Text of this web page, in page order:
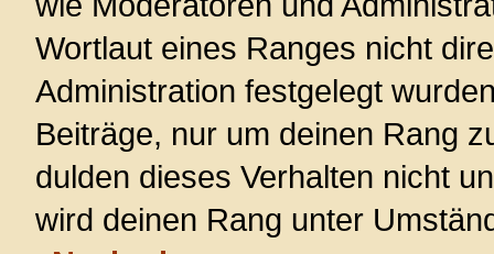
Wortlaut eines Ranges nicht
Administration festgelegt
Beiträge, nur um deinen Rang
dulden dieses Verhalten nicht
wird deinen Rang unter